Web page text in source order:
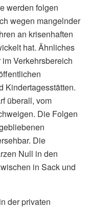
werden folgen
wegen mangelnder
an krisenhaften
hat. Ähnliches
Verkehrsbereich
Kindertagesstätten.
überall, vom
Die Folgen
Die
Null in den
in Sack und
der privaten